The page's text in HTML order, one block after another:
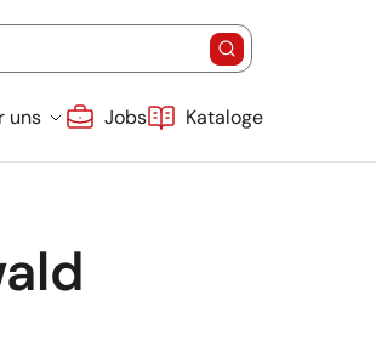
Suche überspringen
Reisecode) Enddatum
Reisesuche öffnen
uns Jobs Kataloge